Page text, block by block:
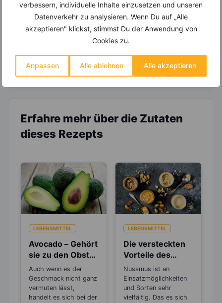
verbessern, individuelle Inhalte einzusetzen und unseren
Datenverkehr zu analysieren. Wenn Du auf „Alle
akzeptieren" klickst, stimmst Du der Anwendung von
Cookies zu.
Anpassen Alle ablehnen Alle akzeptieren
14.000 Rezepte, autom.
Wochenplaner, dynamische
Einkaufsliste und noch mehr?
um Deine Ernährung optimal zu gestalten.
Erfahre mehr über die Zutaten
dieses Rezepts
LEBENSMITTEL
Avocado – Gehört
sie zu den Obst-
oder
Gemüsesorten?
Auch wenn es der
Geschmack nicht ganz
vermuten lässt,
handelt es sich bei der
LEBENSMITTEL
Die versteckten
Vorteile des
Nussmus
Nussmus ist an
Einsatzmöglichkeiten
und Sorten sehr
vielfältig. Das es sich